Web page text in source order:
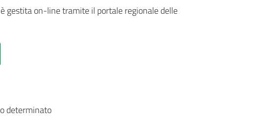
gestita on-line tramite il portale regionale delle
determinato